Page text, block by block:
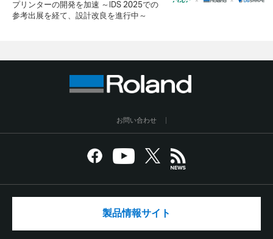
プリンターの開発を加速 ～IDS 2025での
参考出展を経て、設計改良を進行中～
お問い合わせ
製品情報サイト